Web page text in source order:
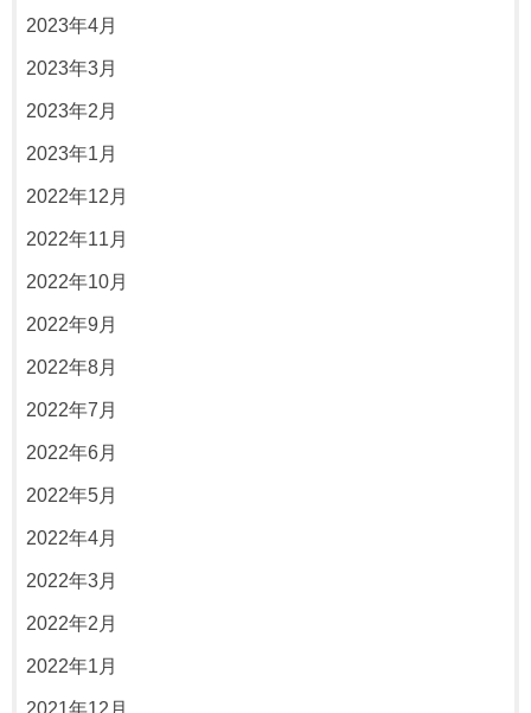
2023年4月
2023年3月
2023年2月
2023年1月
2022年12月
2022年11月
2022年10月
2022年9月
2022年8月
2022年7月
2022年6月
2022年5月
2022年4月
2022年3月
2022年2月
2022年1月
2021年12月